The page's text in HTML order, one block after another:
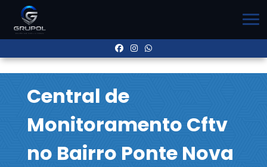
Central de
Monitoramento Cftv
no Bairro Ponte Nova